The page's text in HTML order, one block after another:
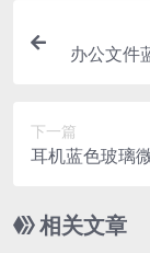
办公文件
下一篇
耳机蓝色玻璃
相关文章